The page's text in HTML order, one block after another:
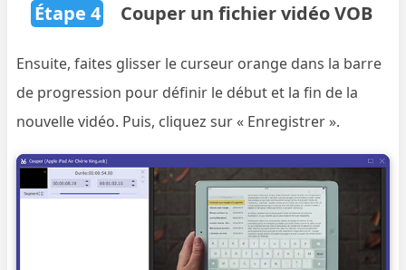
Étape 4 Couper un fichier vidéo VOB
Ensuite, faites glisser le curseur orange dans la barre
de progression pour définir le début et la fin de la
nouvelle vidéo. Puis, cliquez sur « Enregistrer ».